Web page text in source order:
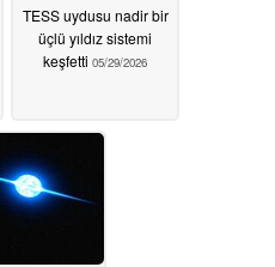
TESS uydusu nadir bir
üçlü yıldız sistemi
keşfetti 05/29/2026